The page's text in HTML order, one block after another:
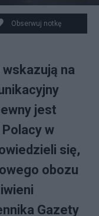
Obserwuj notkę
na
jest
w
się,
obozu
Gazety